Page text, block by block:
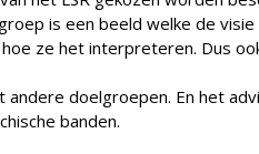
is een beeld welke de
ze het interpreteren. Dus
andere doelgroepen. En het
banden.